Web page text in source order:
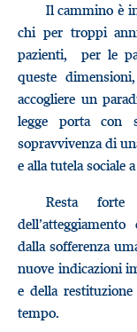
Il cammino è
chi per troppi
pazienti, per le
queste
accogliere un
legge porta con
sopravvivenza di
e alla tutela sociale
Resta
dalla sofferenza
nuove indicazioni
e della
tempo.